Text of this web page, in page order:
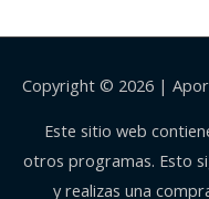
Copyright © 2026 |
Este sitio web
otros programas. Esto
y realizas una